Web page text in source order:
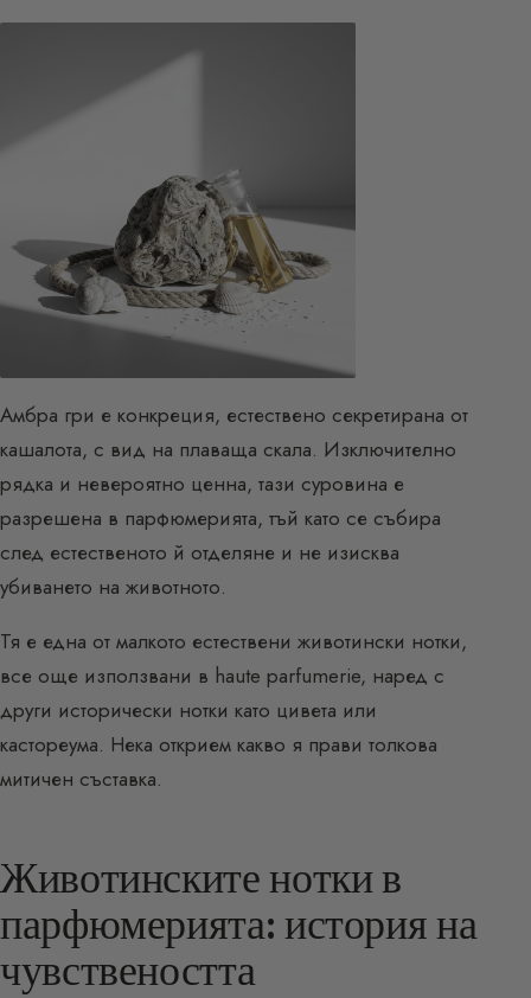
Амбра гри е конкреция, естествено секретирана от
кашалота, с вид на плаваща скала. Изключително
рядка и невероятно ценна, тази суровина е
разрешена в парфюмерията, тъй като се събира
след естественото й отделяне и не изисква
убиването на животното.
Тя е една от малкото естествени животински нотки,
все още използвани в haute parfumerie, наред с
други исторически нотки като цивета или
кастореума. Нека открием какво я прави толкова
митичен съставка.
Животинските нотки в
парфюмерията: история на
чувствеността